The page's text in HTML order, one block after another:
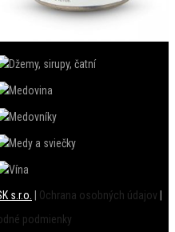
s.r.o. Ochrana osobných údajov
podmienky